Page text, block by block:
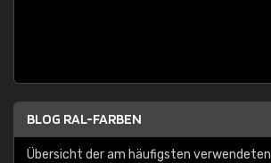
BLOG RAL-FARBEN
Übersicht der am häufigsten verwendeten